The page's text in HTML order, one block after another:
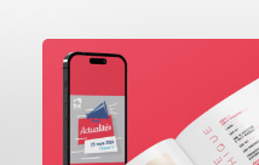
Une
visuelle
organisée